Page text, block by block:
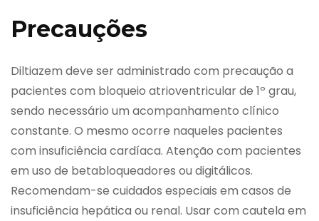
Precauções
Diltiazem deve ser administrado com precaução a
pacientes com bloqueio atrioventricular de 1º grau,
sendo necessário um acompanhamento clínico
constante. O mesmo ocorre naqueles pacientes
com insuficiência cardíaca. Atenção com pacientes
em uso de betabloqueadores ou digitálicos.
Recomendam-se cuidados especiais em casos de
insuficiência hepática ou renal. Usar com cautela em